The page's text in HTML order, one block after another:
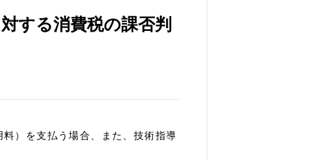
する消費税の課否判
）を支払う場合、また、技術指導